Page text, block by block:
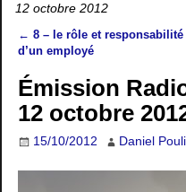
12 octobre 2012
Navigation des
← 8 – le rôle et responsabilité
d’un employé
Émission
12 octobre
15/10/2012 Daniel